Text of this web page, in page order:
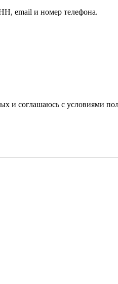
email и номер телефона.
и соглашаюсь с условиями